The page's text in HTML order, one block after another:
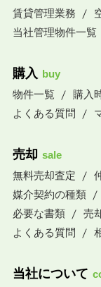
賃貸管理業務
当社管理物件一覧
購入 buy
物件一覧
購入
よくある質問
売却 sale
無料売却査定
媒介契約の種類
必要な書類
売
よくある質問
当社について